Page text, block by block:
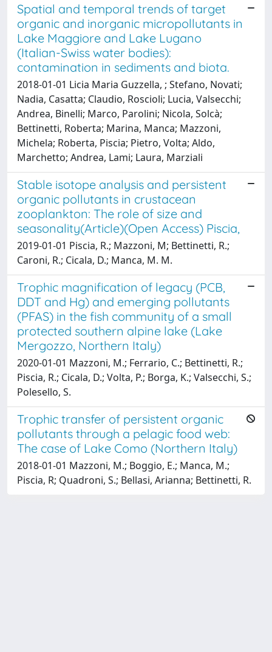
Spatial and temporal trends of target
organic and inorganic micropollutants in
Lake Maggiore and Lake Lugano
(Italian-Swiss water bodies):
contamination in sediments and biota.
2018-01-01 Licia Maria Guzzella, ; Stefano, Novati;
Nadia, Casatta; Claudio, Roscioli; Lucia, Valsecchi;
Andrea, Binelli; Marco, Parolini; Nicola, Solcà;
Bettinetti, Roberta; Marina, Manca; Mazzoni,
Michela; Roberta, Piscia; Pietro, Volta; Aldo,
Marchetto; Andrea, Lami; Laura, Marziali
Stable isotope analysis and persistent
organic pollutants in crustacean
zooplankton: The role of size and
seasonality(Article)(Open Access) Piscia,
2019-01-01 Piscia, R.; Mazzoni, M; Bettinetti, R.;
Caroni, R.; Cicala, D.; Manca, M. M.
Trophic magnification of legacy (PCB,
DDT and Hg) and emerging pollutants
(PFAS) in the fish community of a small
protected southern alpine lake (Lake
Mergozzo, Northern Italy)
2020-01-01 Mazzoni, M.; Ferrario, C.; Bettinetti, R.;
Piscia, R.; Cicala, D.; Volta, P.; Borga, K.; Valsecchi, S.;
Polesello, S.
Trophic transfer of persistent organic
pollutants through a pelagic food web:
The case of Lake Como (Northern Italy)
2018-01-01 Mazzoni, M.; Boggio, E.; Manca, M.;
Piscia, R; Quadroni, S.; Bellasi, Arianna; Bettinetti, R.